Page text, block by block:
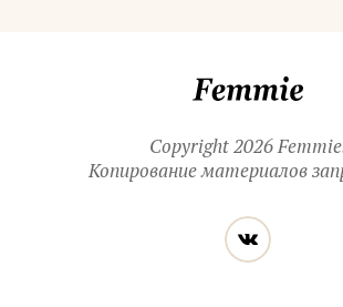
Copyright 2026
Копирование материалов
Читайте
нас
в